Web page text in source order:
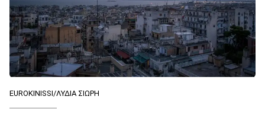
EUROKINISSI/ΛΥΔΙΑ ΣΙΩΡΗ